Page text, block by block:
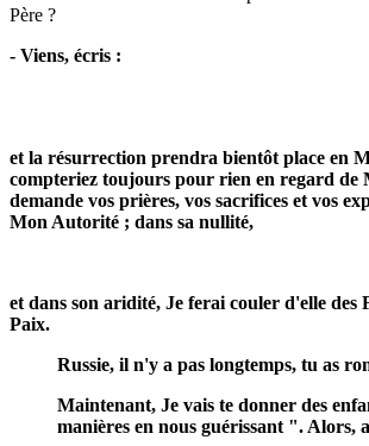
Père ?
- Viens, écris :
et la résurrection prendra bientôt place en
compteriez toujours pour rien en regard de
demande vos prières, vos sacrifices et vos
Mon Autorité ; dans sa nullité,
et dans son aridité, Je ferai couler d'elle des
Paix.
Russie, il n'y a pas longtemps, tu as
Maintenant, Je vais te donner des
manières en nous guérissant ". Alors,